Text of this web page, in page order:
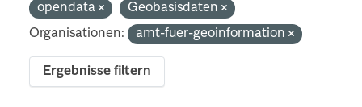
opendata
Geobasisdaten
Organisationen:
amt-fuer-geoinformation
Ergebnisse filtern